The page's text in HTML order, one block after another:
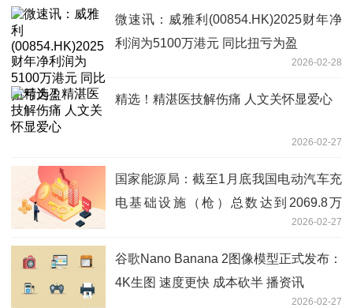
微速讯：威雅利(00854.HK)2025财年净
利润为5100万港元 同比扭亏为盈
2026-02-28
精选！精湛医技解伤痛 人文关怀显爱心
2026-02-27
国家能源局：截至1月底我国电动汽车充
电基础设施（枪）总数达到2069.8万
2026-02-27
谷歌Nano Banana 2图像模型正式发布：
4K生图 速度更快 成本砍半 播资讯
2026-02-27